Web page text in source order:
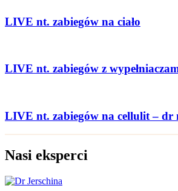
LIVE nt. zabiegów na ciało
LIVE nt. zabiegów z
LIVE nt. zabiegów na cellulit – dr
Nasi eksperci